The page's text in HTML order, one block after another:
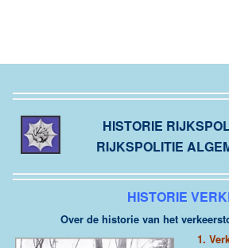
HISTORIE
RIJKSPOLITIE
HISTORIE
Over de historie van het
1.